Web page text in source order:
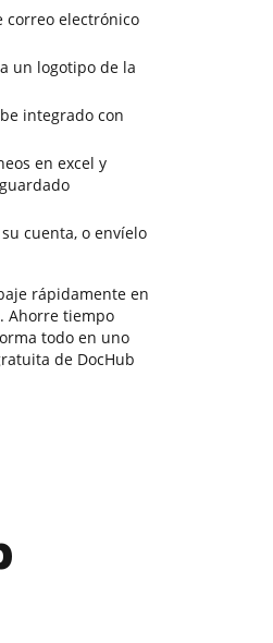
correo electrónico
un logotipo de la
integrado con
en excel y
cuenta, o envíelo
rápidamente en
Ahorre tiempo
todo en uno
de DocHub